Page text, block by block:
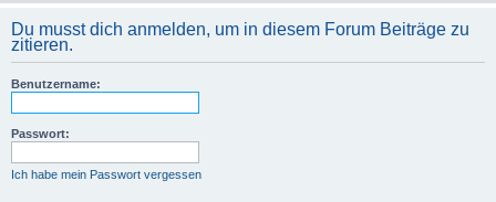
Du musst dich anmelden, um in diesem Forum Beiträge zu
zitieren.
Benutzername:
Passwort:
Ich habe mein Passwort vergessen